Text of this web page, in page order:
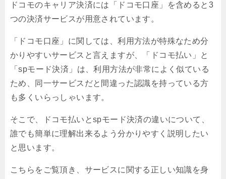
ドコモのキャリア決済には「ドコモ口座」を含めると3
つの決済サービスが用意されています。
「ドコモ口座」に関しては、利用方法が特殊なため分
かりやすいサービスと言えますが、「ドコモ払い」と
「spモード決済」は、利用方法が非常によく似ている
ため、同一サービスだと間違った認識を持っている方
も多くいらっしゃいます。
そこで、ドコモ払いとspモード決済の違いについて、
誰でも簡単に理解出来るよう分かりやすく説明したい
と思います。
こちらをご覧頂き、サービスに関する正しい知識を身